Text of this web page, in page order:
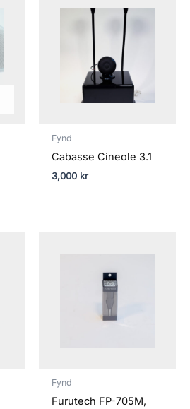
Fynd
Cabasse Cineole 3.1
3,000 kr
Fynd
Furutech FP-705M,